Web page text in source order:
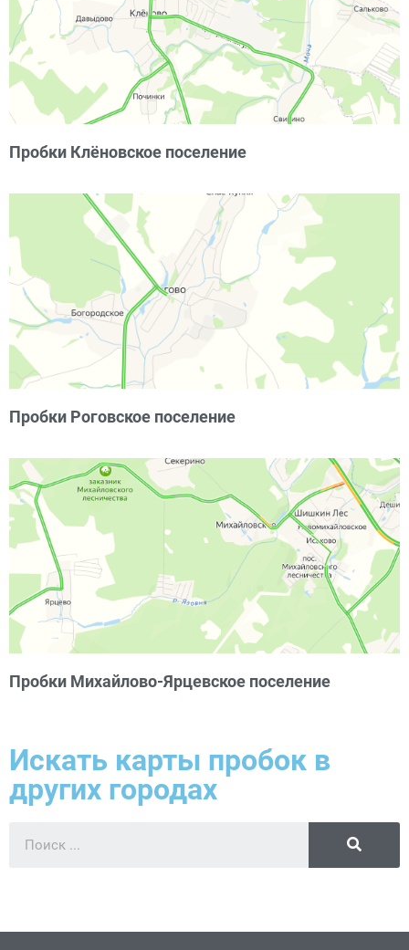
Пробки Клёновское поселение
Пробки Роговское поселение
Пробки Михайлово-Ярцевское поселение
Искать карты пробок в
других городах